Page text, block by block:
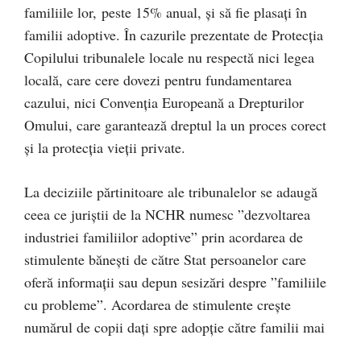
familiile lor, peste 15% anual, și să fie plasați în
familii adoptive. În cazurile prezentate de Protecția
Copilului tribunalele locale nu respectă nici legea
locală, care cere dovezi pentru fundamentarea
cazului, nici Convenția Europeană a Drepturilor
Omului, care garantează dreptul la un proces corect
și la protecția vieții private.
La deciziile părtinitoare ale tribunalelor se adaugă
ceea ce juriștii de la NCHR numesc ”dezvoltarea
industriei familiilor adoptive” prin acordarea de
stimulente bănești de către Stat persoanelor care
oferă informații sau depun sesizări despre ”familiile
cu probleme”. Acordarea de stimulente crește
numărul de copii dați spre adopție către familii mai